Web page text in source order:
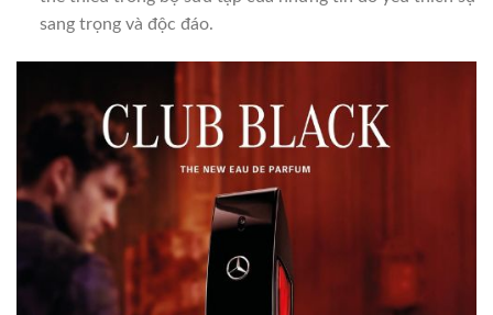
sang trọng và độc đáo.